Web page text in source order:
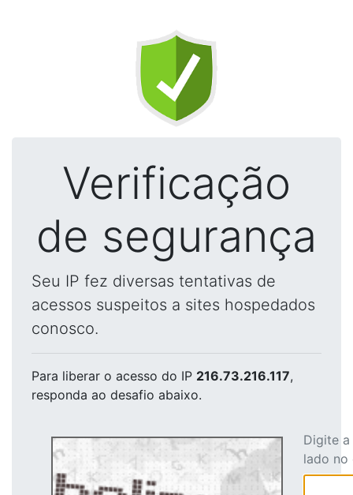
Verificação
de segurança
Seu IP fez diversas tentativas de
acessos suspeitos a sites hospedados
conosco.
Para liberar o acesso do IP 216.73.216.117,
responda ao desafio abaixo.
Digite
lado no